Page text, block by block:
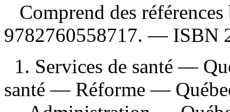
Comprend des
9782760558717. — ISBN
1. Services de santé —
santé — Réforme —